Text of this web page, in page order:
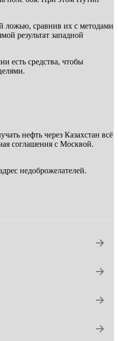
ложью, сравнив их с методами
результат западной
есть средства, чтобы
нефть через Казахстан всё
соглашения с Москвой.
недоброжелателей.
→
→
→
→